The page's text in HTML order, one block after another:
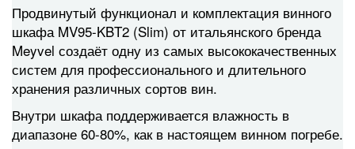
Продвинутый функционал и комплектация винного
шкафа MV95-KBT2 (Slim) от итальянского бренда
Meyvel создаёт одну из самых высококачественных
систем для профессионального и длительного
хранения различных сортов вин.
Внутри шкафа поддерживается влажность в
диапазоне 60-80%, как в настоящем винном погребе.